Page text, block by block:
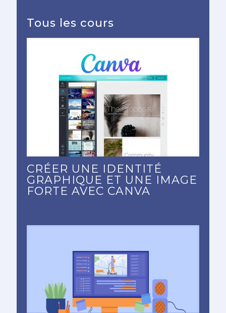
Tous les cours
CRÉER UNE IDENTITÉ
GRAPHIQUE ET UNE IMAGE
FORTE AVEC CANVA